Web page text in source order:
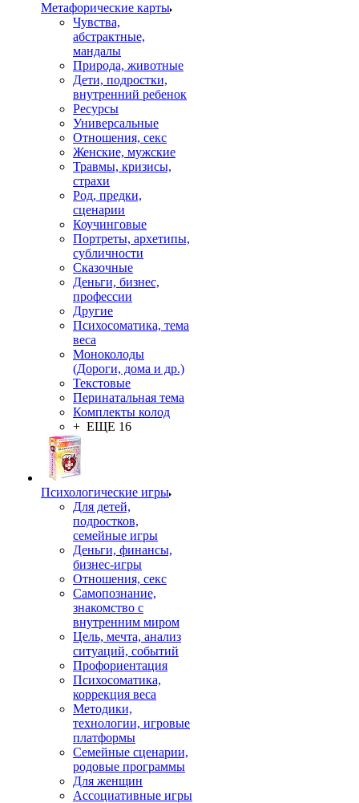
Mетафорические карты
Чувства,
абстрактные,
мандалы
Природа, животные
Дети, подростки,
внутренний ребенок
Ресурсы
Универсальные
Отношения, секс
Женские, мужские
Травмы, кризисы,
страхи
Род, предки,
сценарии
Коучинговые
Портреты, архетипы,
субличности
Сказочные
Деньги, бизнес,
профессии
Другие
Психосоматика, тема
веса
Моноколоды
(Дороги, дома и др.)
Текстовые
Перинатальная тема
Комплекты колод
+ ЕЩЕ 16
Психологические игры
Для детей,
подростков,
семейные игры
Деньги, финансы,
бизнес-игры
Отношения, секс
Самопознание,
знакомство с
внутренним миром
Цель, мечта, анализ
ситуаций, событий
Профориентация
Психосоматика,
коррекция веса
Методики,
технологии, игровые
платформы
Семейные сценарии,
родовые программы
Для женщин
Ассоциативные игры